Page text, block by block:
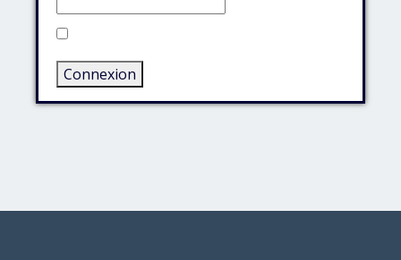
Connexion